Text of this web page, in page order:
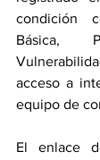
condición
Básica,
acceso a
equipo de
El enlace